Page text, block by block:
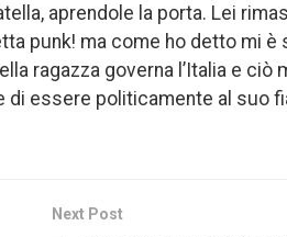
aprendole la porta. Lei
punk! ma come ho detto mi
ragazza governa l’Italia e ciò
essere politicamente al suo
Next Post